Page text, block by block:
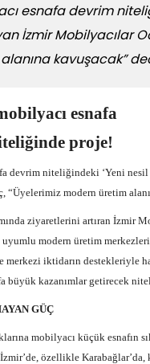
esnafa devrim
İzmir Mobilyacılar
kavuşacak”
esnafa
proje!
devrim niteliğindeki ‘Yeni
“Üyelerimiz modern üretim
ziyaretlerini artıran İzmir
modern üretim
merkezi iktidarın destekleriyle
büyük kazanımlar getirecek
GÜÇ
mobilyacı küçük esnafın
özellikle